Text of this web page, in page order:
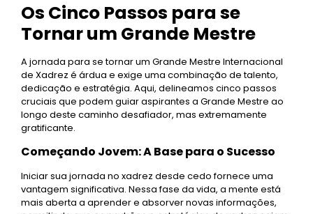
Os Cinco Passos para se
Tornar um Grande Mestre
A jornada para se tornar um Grande Mestre Internacional
de Xadrez é árdua e exige uma combinação de talento,
dedicação e estratégia. Aqui, delineamos cinco passos
cruciais que podem guiar aspirantes a Grande Mestre ao
longo deste caminho desafiador, mas extremamente
gratificante.
Começando Jovem: A Base para o Sucesso
Iniciar sua jornada no xadrez desde cedo fornece uma
vantagem significativa. Nessa fase da vida, a mente está
mais aberta a aprender e absorver novas informações,